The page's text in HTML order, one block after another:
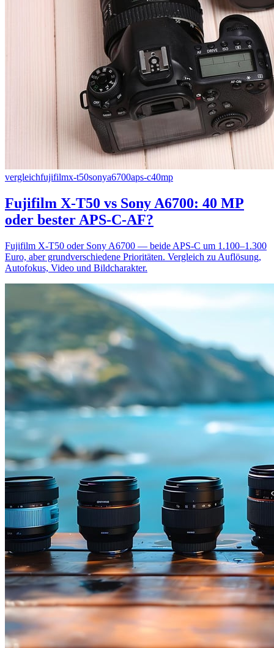
vergleichfujifilmx-t50sonya6700aps-c40mp
Fujifilm X-T50 vs Sony A6700: 40 MP
oder bester APS-C-AF?
Fujifilm X-T50 oder Sony A6700 — beide APS-C um 1.100–1.300
Euro, aber grundverschiedene Prioritäten. Vergleich zu Auflösung,
Autofokus, Video und Bildcharakter.